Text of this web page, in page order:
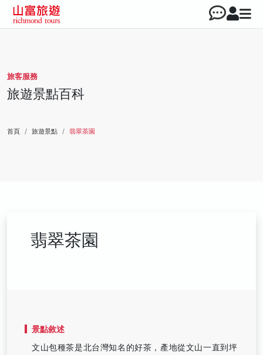
旅客服務
旅遊景點百科
首頁 旅遊景點 翡翠茶園
翡翠茶園
景點敘述
文山包種茶是北台灣知名的好茶，產地從文山一直到坪